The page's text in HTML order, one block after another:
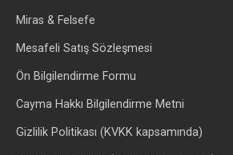
Miras & Felsefe
Mesafeli Satış Sözleşmesi
Ön Bilgilendirme Formu
Cayma Hakkı Bilgilendirme Metni
Gizlilik Politikası (KVKK kapsamında)